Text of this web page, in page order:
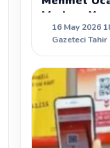
Modern
16 May 2026
Gazeteci